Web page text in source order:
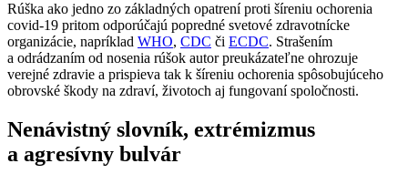
Rúška ako jedno zo základných opatrení proti šíreniu ochorenia
covid-19 pritom odporúčajú popredné svetové zdravotnícke
organizácie, napríklad WHO, CDC či ECDC. Strašením
a odrádzaním od nosenia rúšok autor preukázateľne ohrozuje
verejné zdravie a prispieva tak k šíreniu ochorenia spôsobujúceho
obrovské škody na zdraví, životoch aj fungovaní spoločnosti.
Nenávistný slovník, extrémizmus
a agresívny bulvár